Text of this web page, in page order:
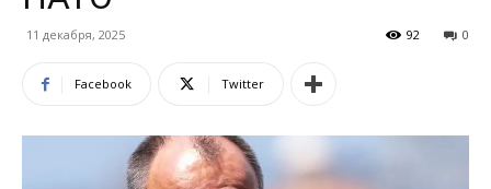
11 декабря, 2025 0
92
Facebook Twitter